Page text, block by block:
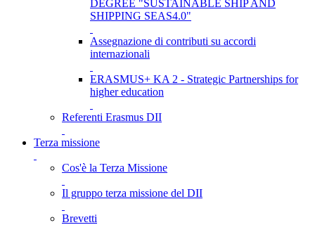
DEGREE "SUSTAINABLE SHIP AND
SHIPPING SEAS4.0"
Assegnazione di contributi su accordi
internazionali
ERASMUS+ KA 2 - Strategic Partnerships for
higher education
Referenti Erasmus DII
Terza missione
Cos'è la Terza Missione
Il gruppo terza missione del DII
Brevetti